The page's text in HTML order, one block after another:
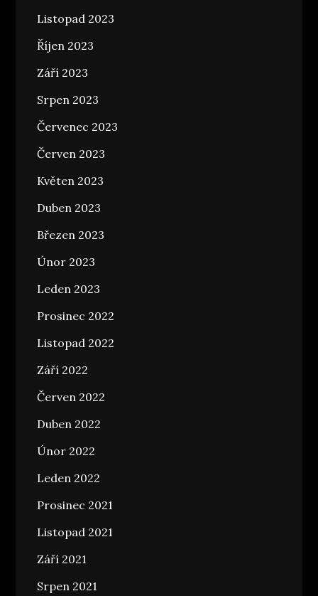
Listopad 2023
Říjen 2023
Září 2023
Srpen 2023
Červenec 2023
Červen 2023
Květen 2023
Duben 2023
Březen 2023
Únor 2023
Leden 2023
Prosinec 2022
Listopad 2022
Září 2022
Červen 2022
Duben 2022
Únor 2022
Leden 2022
Prosinec 2021
Listopad 2021
Září 2021
Srpen 2021